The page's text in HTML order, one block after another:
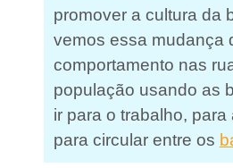
promover a cultura da
vemos essa mudança
comportamento nas
população usando as
ir para o trabalho, para
para circular entre os